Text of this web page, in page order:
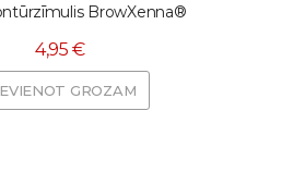
BrowXenna®
4,95 €
GROZAM